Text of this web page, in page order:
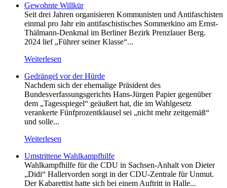
Gewohnte Willkür
Seit drei Jahren organisieren Kommunisten und Antifaschisten
einmal pro Jahr ein antifaschistisches Sommerkino am Ernst-
Thälmann-Denkmal im Berliner Bezirk Prenzlauer Berg.
2024 lief „Führer seiner Klasse“...
Weiterlesen
Gedrängel vor der Hürde
Nachdem sich der ehemalige Präsident des
Bundesverfassungsgerichts Hans-Jürgen Papier gegenüber
dem „Tagesspiegel“ geäußert hat, die im Wahlgesetz
verankerte Fünfprozentklausel sei „nicht mehr zeitgemäß“
und solle...
Weiterlesen
Umstrittene Wahlkampfhilfe
Wahlkampfhilfe für die CDU in Sachsen-Anhalt von Dieter
„Didi“ Hallervorden sorgt in der CDU-Zentrale für Unmut.
Der Kabarettist hatte sich bei einem Auftritt in Halle...